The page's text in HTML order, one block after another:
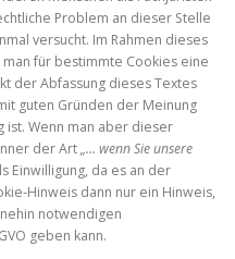
Problem an dieser Stelle
versucht. Im Rahmen dieses
für bestimmte Cookies eine
der Abfassung dieses Textes
guten Gründen der Meinung
ist. Wenn man aber dieser
der Art„… wenn Sie unsere
Einwilligung, da es an der
Hinweis dann nur ein Hinweis,
notwendigen
geben kann.